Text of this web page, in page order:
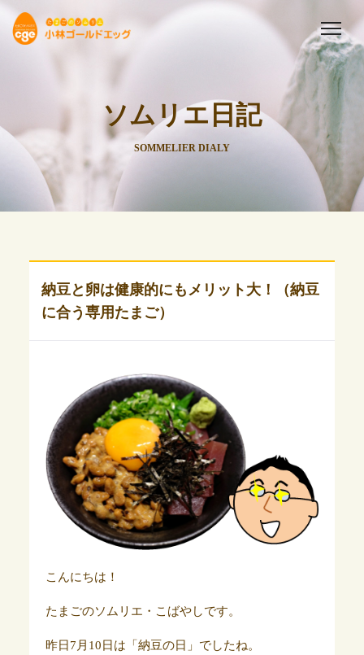
ソムリエ日記
SOMMELIER DIALY
納豆と卵は健康的にもメリット大！（納豆
に合う専用たまご）
こんにちは！
たまごのソムリエ・こばやしです。
昨日7月10日は「納豆の日」でしたね。